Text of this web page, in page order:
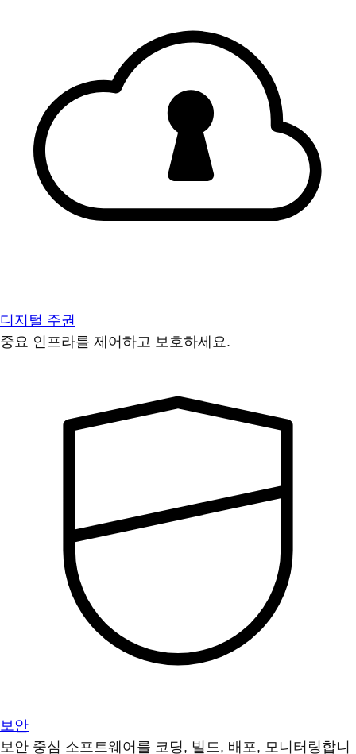
디지털 주권
중요 인프라를 제어하고 보호하세요.
보안
보안 중심 소프트웨어를 코딩, 빌드, 배포, 모니터링합니